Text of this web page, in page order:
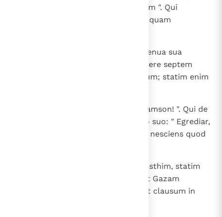
nunc mihi aperuit totum cor suum ". Qui
ascenderunt, assumpta pecunia, quam
At illa dormire eum fecit super genua sua
vocavitque tonsorem et fecit radere septem
crines eius et coepit humiliare eum; statim enim
Dixitque: " Philisthim super te, Samson! ". Qui de
somno consurgens dixit in animo suo: " Egrediar,
sicut ante feci, et me excutiam ", nesciens quod
Quem cum apprehendissent Philisthim, statim
eruerunt oculos eius et duxerunt Gazam
vinctum duabus catenis aeneis et clausum in